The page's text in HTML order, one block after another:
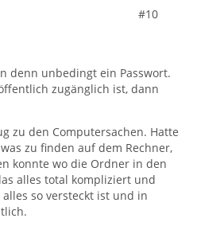
#10
denn unbedingt ein Passwort.
zugänglich ist, dann
zu den Computersachen. Hatte
zu finden auf dem Rechner,
konnte wo die Ordner in den
alles total kompliziert und
so versteckt ist und in